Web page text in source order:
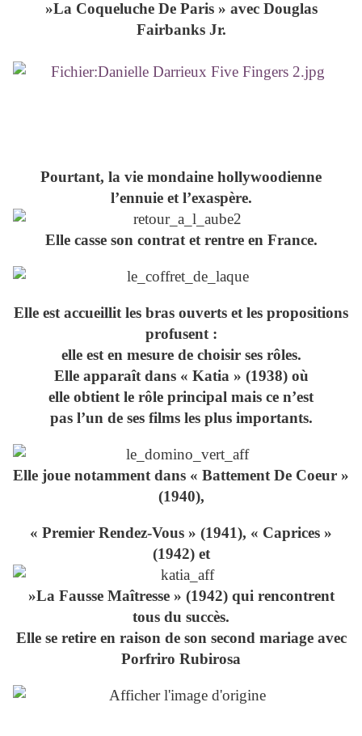
»La Coqueluche De Paris » avec Douglas
Fairbanks Jr.
Pourtant, la vie mondaine hollywoodienne
l’ennuie et l’exaspère.
Elle casse son contrat et rentre en France.
Elle est accueillit les bras ouverts et les propositions
profusent :
elle est en mesure de choisir ses rôles.
Elle apparaît dans « Katia » (1938) où
elle obtient le rôle principal mais ce n’est
pas l’un de ses films les plus importants.
Elle joue notamment dans « Battement De Coeur »
(1940),
« Premier Rendez-Vous » (1941), « Caprices »
(1942) et
»La Fausse Maîtresse » (1942) qui rencontrent
tous du succès.
Elle se retire en raison de son second mariage avec
Porfriro Rubirosa